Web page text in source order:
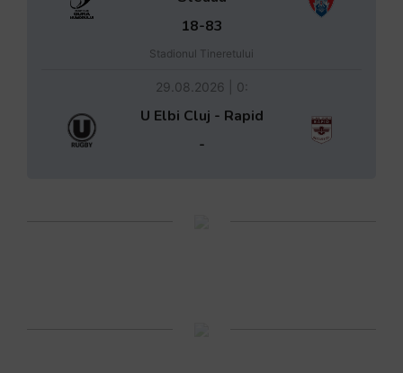
18-83
Stadionul Tineretului
29.08.2026 | 0:
U Elbi Cluj - Rapid
-